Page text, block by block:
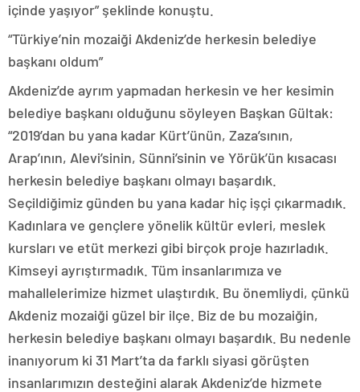
içinde yaşıyor” şeklinde konuştu.
“Türkiye’nin mozaiği Akdeniz’de herkesin belediye
başkanı oldum”
Akdeniz’de ayrım yapmadan herkesin ve her kesimin
belediye başkanı olduğunu söyleyen Başkan Gültak:
“2019’dan bu yana kadar Kürt’ünün, Zaza’sının,
Arap’ının, Alevi’sinin, Sünni’sinin ve Yörük’ün kısacası
herkesin belediye başkanı olmayı başardık.
Seçildiğimiz günden bu yana kadar hiç işçi çıkarmadık.
Kadınlara ve gençlere yönelik kültür evleri, meslek
kursları ve etüt merkezi gibi birçok proje hazırladık.
Kimseyi ayrıştırmadık. Tüm insanlarımıza ve
mahallelerimize hizmet ulaştırdık. Bu önemliydi, çünkü
Akdeniz mozaiği güzel bir ilçe. Biz de bu mozaiğin,
herkesin belediye başkanı olmayı başardık. Bu nedenle
inanıyorum ki 31 Mart’ta da farklı siyasi görüşten
insanlarımızın desteğini alarak Akdeniz’de hizmete